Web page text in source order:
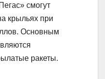
смогут
крыльях при
Основным
ракеты.